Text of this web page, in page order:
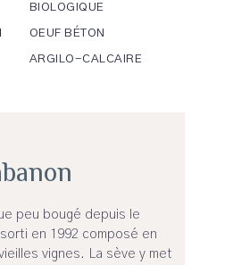
BIOLOGIQUE
OEUF BÉTON
ARGILO-CALCAIRE
peu bougé depuis le
en 1992 composé en
vignes. La sève y met